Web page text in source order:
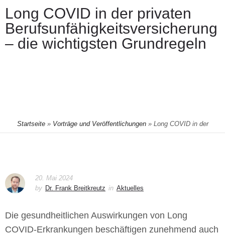
Long COVID in der privaten
Berufsunfähigkeitsversicherung
– die wichtigsten Grundregeln
Startseite» Vorträge und Veröffentlichungen» Long COVID in der
20. Mai 2024
by Dr. Frank Breitkreutz in Aktuelles
Die gesundheitlichen Auswirkungen von Long
COVID-Erkrankungen beschäftigen zunehmend auch